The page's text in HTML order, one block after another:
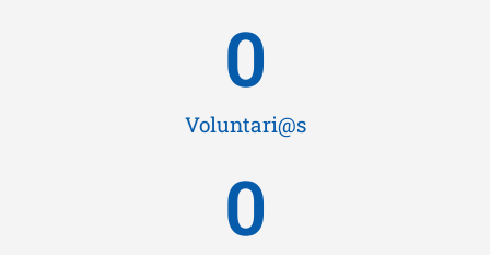
Voluntari@s
0
0